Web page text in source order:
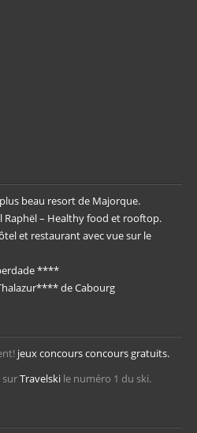
beau resort de Majorque.
Raphël – Healthy food et rooftop.
et restaurant avec vue sur le
****
de Cabourg
jeux concoursconcours gratuits.
surTravelski le numéro 1 du ski.